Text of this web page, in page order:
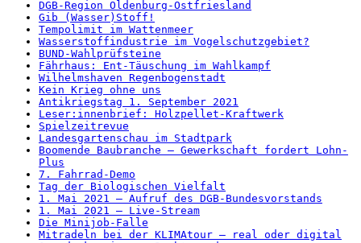
DGB-Region Oldenburg-Ostfriesland
Gib (Wasser)Stoff!
Tempolimit im Wattenmeer
Wasserstoffindustrie im Vogelschutzgebiet?
BUND-Wahlprüfsteine
Fährhaus: Ent-Täuschung im Wahlkampf
Wilhelmshaven Regenbogenstadt
Kein Krieg ohne uns
Antikriegstag 1. September 2021
Leser:innenbrief: Holzpellet-Kraftwerk
Spielzeitrevue
Landesgartenschau im Stadtpark
Boomende Baubranche – Gewerkschaft fordert Lohn-
Plus
7. Fahrrad-Demo
Tag der Biologischen Vielfalt
1. Mai 2021 – Aufruf des DGB-Bundesvorstands
1. Mai 2021 – Live-Stream
Die Minijob-Falle
Mitradeln bei der KLIMAtour – real oder digital